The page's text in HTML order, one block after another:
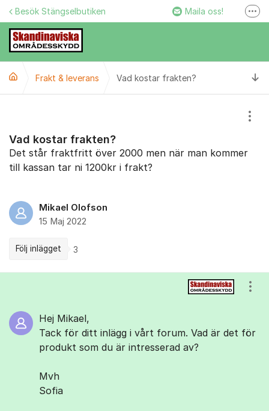
Hoppa till innehåll
Besök Stängselbutiken Maila oss!
Facebook
Frakt & leverans Vad kostar frakten?
Vad kostar frakten?
Det står fraktfritt över 2000 men när man kommer
till kassan tar ni 1200kr i frakt?
Mikael Olofson
15 Maj 2022
Följ inlägget 3
Hej Mikael,
Tack för ditt inlägg i vårt forum. Vad är det för
produkt som du är intresserad av?
Mvh
Sofia